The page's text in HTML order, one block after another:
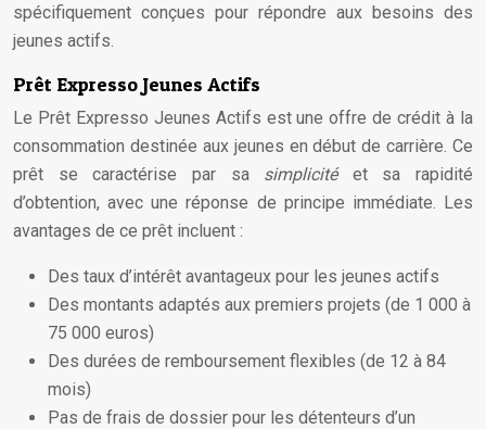
spécifiquement conçues pour répondre aux besoins des
jeunes actifs.
Prêt Expresso Jeunes Actifs
Le Prêt Expresso Jeunes Actifs est une offre de crédit à la
consommation destinée aux jeunes en début de carrière. Ce
prêt se caractérise par sa simplicité et sa rapidité
d’obtention, avec une réponse de principe immédiate. Les
avantages de ce prêt incluent :
Des taux d’intérêt avantageux pour les jeunes actifs
Des montants adaptés aux premiers projets (de 1 000 à
75 000 euros)
Des durées de remboursement flexibles (de 12 à 84
mois)
Pas de frais de dossier pour les détenteurs d’un